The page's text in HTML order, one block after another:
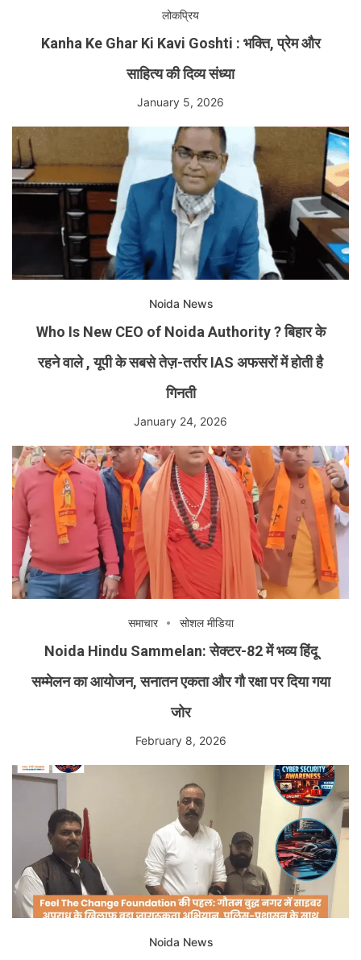
लोकप्रिय
Kanha Ke Ghar Ki Kavi Goshti : भक्ति, प्रेम और
साहित्य की दिव्य संध्या
January 5, 2026
Noida News
Who Is New CEO of Noida Authority ? बिहार के
रहने वाले , यूपी के सबसे तेज़-तर्रार IAS अफसरों में होती है
गिनती
January 24, 2026
समाचार सोशल मीडिया
Noida Hindu Sammelan: सेक्टर-82 में भव्य हिंदू
सम्मेलन का आयोजन, सनातन एकता और गौ रक्षा पर दिया गया
जोर
February 8, 2026
Noida News